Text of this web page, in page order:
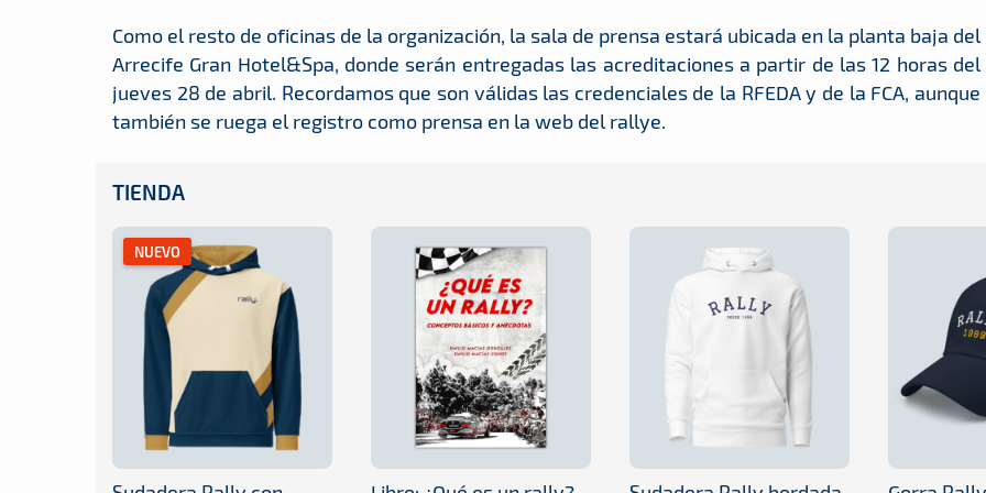
Como el resto de oficinas de la organización, la sala de prensa estará ubicada en la planta baja del
Arrecife Gran Hotel&Spa, donde serán entregadas las acreditaciones a partir de las 12 horas del
jueves 28 de abril. Recordamos que son válidas las credenciales de la RFEDA y de la FCA, aunque
también se ruega el registro como prensa en la web del rallye.
TIENDA
NUEVO